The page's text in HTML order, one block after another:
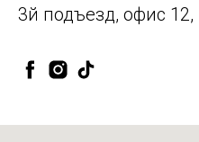
3й подъезд, офис 12,